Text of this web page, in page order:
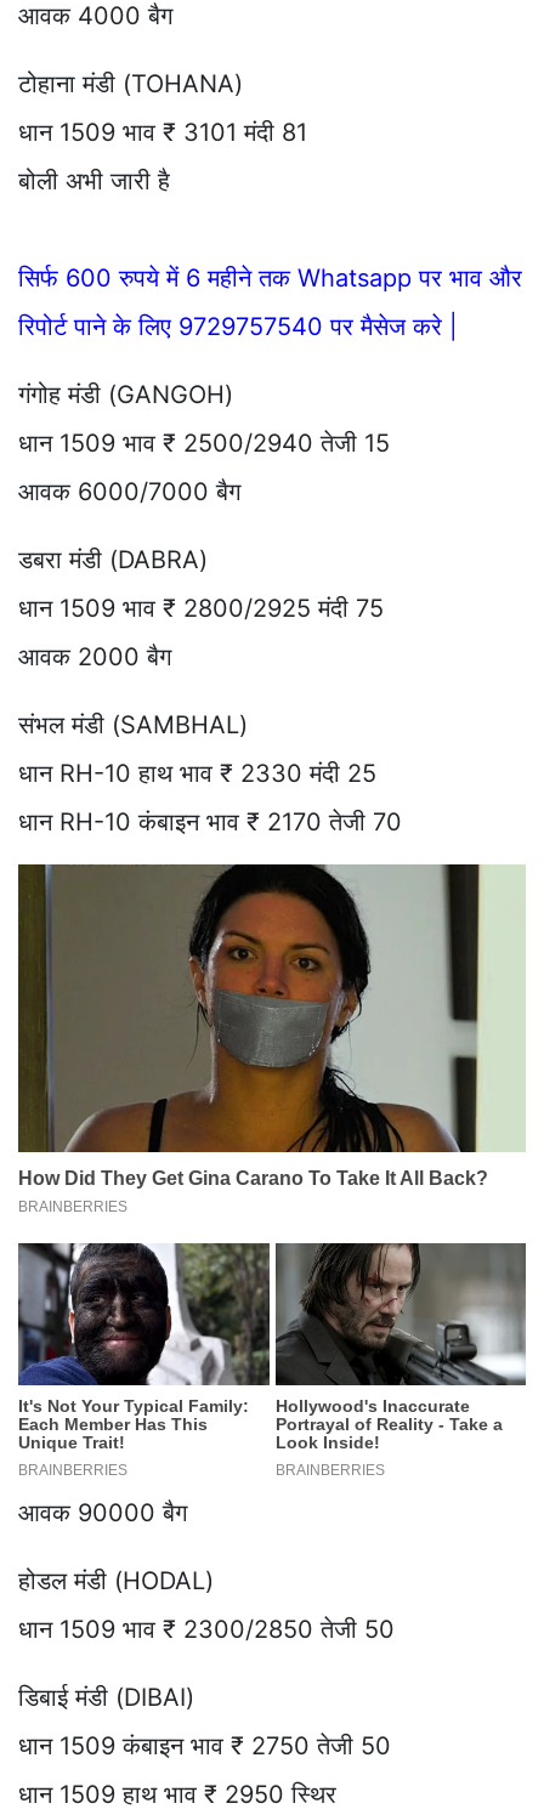
आवक 4000 बैग
टोहाना मंडी (TOHANA)
धान 1509 भाव ₹ 3101 मंदी 81
बोली अभी जारी है
सिर्फ 600 रुपये में 6 महीने तक Whatsapp पर भाव और
रिपोर्ट पाने के लिए 9729757540 पर मैसेज करे |
गंगोह मंडी (GANGOH)
धान 1509 भाव ₹ 2500/2940 तेजी 15
आवक 6000/7000 बैग
डबरा मंडी (DABRA)
धान 1509 भाव ₹ 2800/2925 मंदी 75
आवक 2000 बैग
संभल मंडी (SAMBHAL)
धान RH-10 हाथ भाव ₹ 2330 मंदी 25
धान RH-10 कंबाइन भाव ₹ 2170 तेजी 70
आवक 90000 बैग
होडल मंडी (HODAL)
धान 1509 भाव ₹ 2300/2850 तेजी 50
डिबाई मंडी (DIBAI)
धान 1509 कंबाइन भाव ₹ 2750 तेजी 50
धान 1509 हाथ भाव ₹ 2950 स्थिर